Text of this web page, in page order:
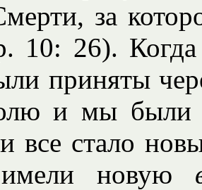
за
10: 26).
приняты
и мы были
все стало
новую